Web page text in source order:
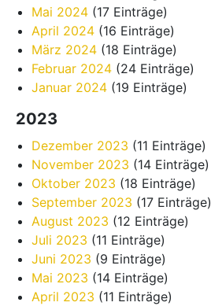
Mai 2024 (17 Einträge)
April 2024 (16 Einträge)
März 2024 (18 Einträge)
Februar 2024 (24 Einträge)
Januar 2024 (19 Einträge)
2023
Dezember 2023 (11 Einträge)
November 2023 (14 Einträge)
Oktober 2023 (18 Einträge)
September 2023 (17 Einträge)
August 2023 (12 Einträge)
Juli 2023 (11 Einträge)
Juni 2023 (9 Einträge)
Mai 2023 (14 Einträge)
April 2023 (11 Einträge)